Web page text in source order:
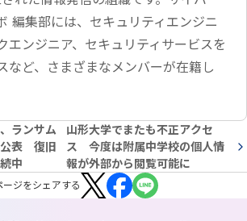
編集部には、セキュリティエンジニ
エンジニア、セキュリティサービスを
など、さまざまなメンバーが在籍し
ランサム
公表 復旧
中
山形大学でまたも不正アクセ
ス 今度は附属中学校の個人情
報が外部から閲覧可能に
ージをシェアする